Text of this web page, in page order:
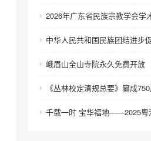
中华人民共和国民族团结进步
峨眉山全山寺院永久免费开放